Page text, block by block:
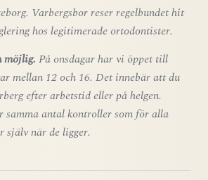
Varbergsbor reser regelbundet hit
hos legitimerade ortodontister.
möjlig. På onsdagar har vi öppet till
mellan 12 och 16. Det innebär att du
efter arbetstid eller på helgen.
samma antal kontroller som för alla
själv när de ligger.